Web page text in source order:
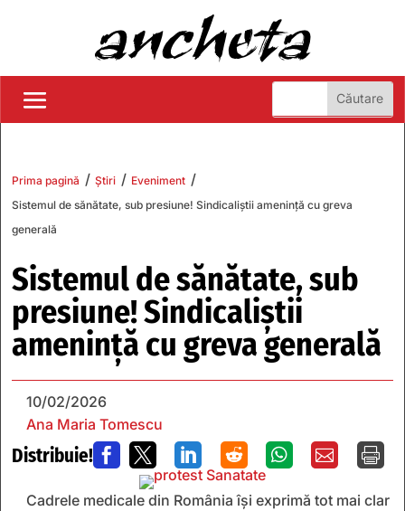
Prima pagină / Știri / Eveniment /
Sistemul de sănătate, sub presiune! Sindicaliștii amenință cu greva
generală
Sistemul de sănătate, sub
presiune! Sindicaliștii
amenință cu greva generală
10/02/2026
Ana Maria Tomescu
Distribuie!       
Cadrele medicale din România își exprimă tot mai clar